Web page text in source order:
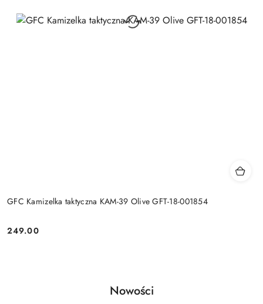
GFC Kamizelka taktyczna KAM-39 Olive GFT-18-001854
Cena:
249.00
Pomiń karuzelę produktów
Produkty
Nowości